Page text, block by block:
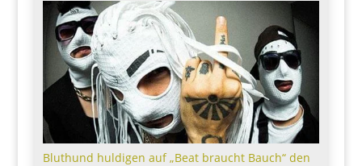
Bluthund huldigen auf „Beat braucht Bauch“ den